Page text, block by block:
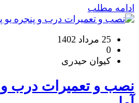
ادامه مطلب
25 مرداد 1402
0
کیوان حیدری
نصب و تعمیرات درب